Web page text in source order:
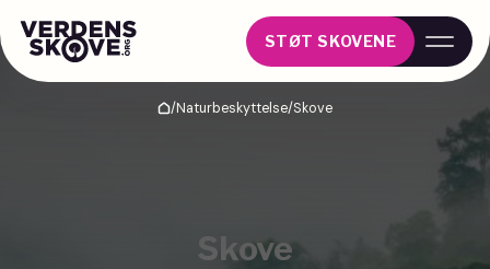
STØT SKOVENE
Hjem/Naturbeskyttelse/Skove
Skove